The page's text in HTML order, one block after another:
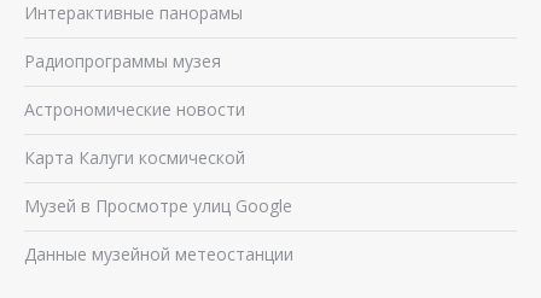
Интерактивные панорамы
Радиопрограммы музея
Астрономические новости
Карта Калуги космической
Музей в Просмотре улиц Google
Данные музейной метеостанции